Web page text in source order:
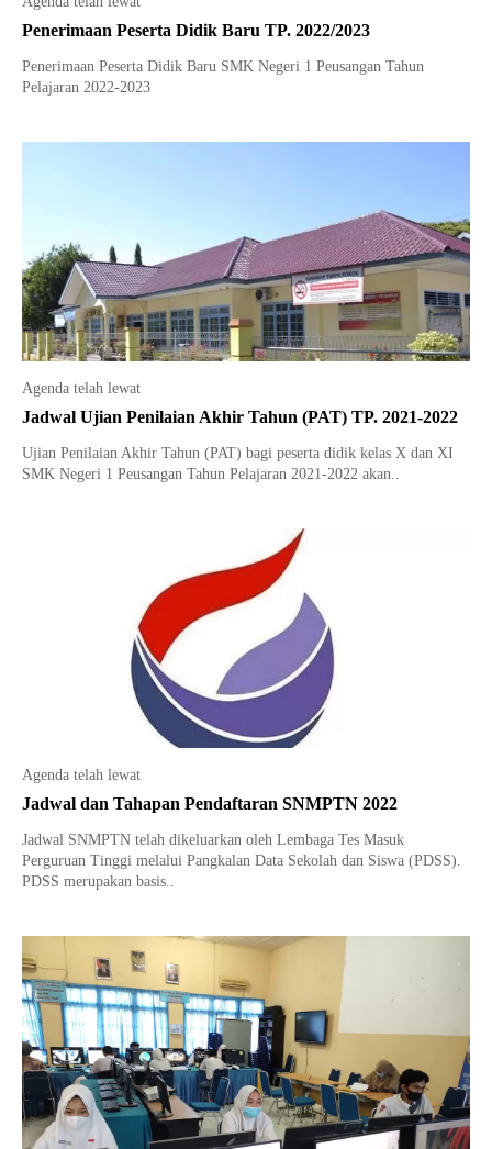
Materi Komputer dan Jaringan Dasar
Materi Pemograman Dasar
Tata Busana
Bisnis Daring dan Pemasaran
Penerimaan Peserta Didik Baru TP. 2022/2023
Penerimaan Peserta Didik Baru SMK Negeri 1 Peusangan Tahun
Pelajaran 2022-2023
Agenda telah lewat
Jadwal Ujian Penilaian Akhir Tahun (PAT) TP. 2021-2022
Ujian Penilaian Akhir Tahun (PAT) bagi peserta didik kelas X dan XI
SMK Negeri 1 Peusangan Tahun Pelajaran 2021-2022 akan..
Agenda telah lewat
Jadwal dan Tahapan Pendaftaran SNMPTN 2022
Jadwal SNMPTN telah dikeluarkan oleh Lembaga Tes Masuk
Perguruan Tinggi melalui Pangkalan Data Sekolah dan Siswa (PDSS).
PDSS merupakan basis..